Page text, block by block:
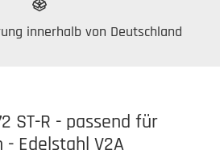
innerhalb von Deutschland
ST-R - passend für
Edelstahl V2A